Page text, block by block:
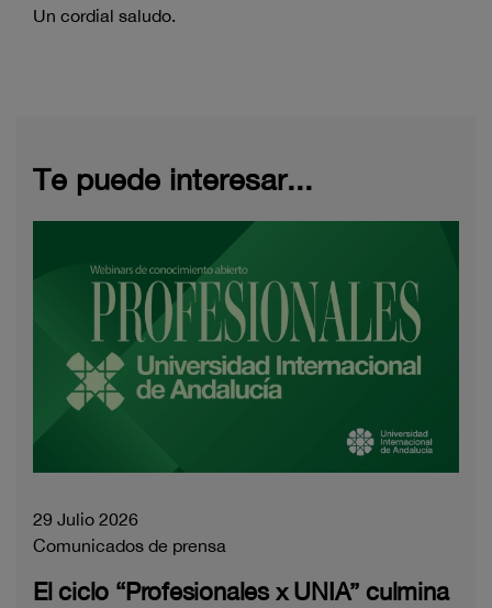
Un cordial saludo.
Te puede interesar...
29 Julio 2026
Comunicados de prensa
El ciclo “Profesionales x UNIA” culmina